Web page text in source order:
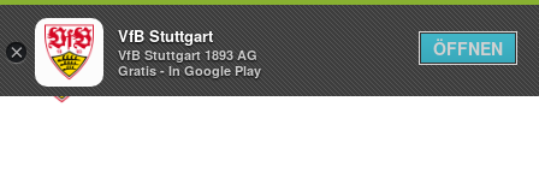
Menü
×
VfB Stuttgart
VfB Stuttgart 1893 AG
Gratis - In Google Play
ÖFFNEN